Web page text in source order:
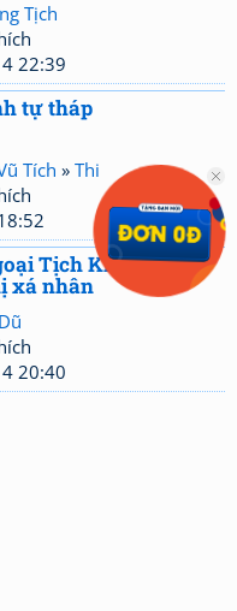
Tịch
22:39
tự tháp
Tích » Thi
Tịch Khúc Giang
xá nhân
20:40